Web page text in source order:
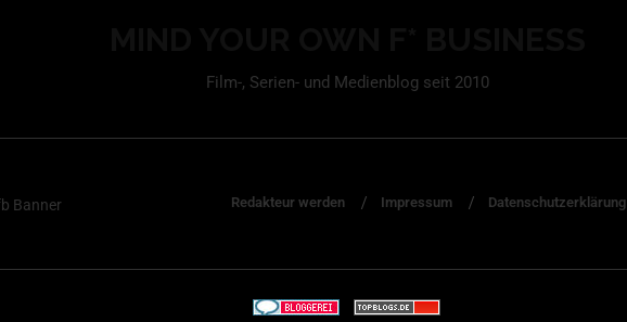
Film-, Serien- und Medienblog seit 2010
Redakteur werden Impressum Datenschutzerklärung